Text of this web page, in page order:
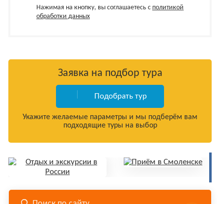
Нажимая на кнопку, вы соглашаетесь с политикой
обработки данных
Заявка на подбор тура
Подобрать тур
Укажите желаемые параметры и мы подберём вам
подходящие туры на выбор